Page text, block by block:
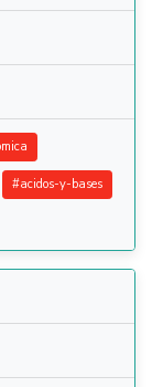
#acidos-y-bases